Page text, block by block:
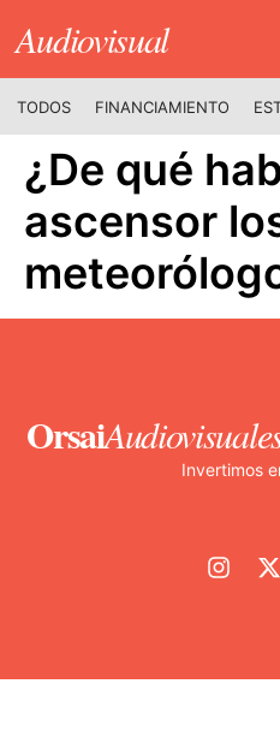
Audiovisual
TODOS FINANCIAMIENTO
¿De qué
ascensor
Orsai
Invertimos